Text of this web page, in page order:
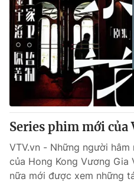
Series phim mới của
VTV.vn - Những người
của Hong Kong Vương Gia
nữa mới được xem những